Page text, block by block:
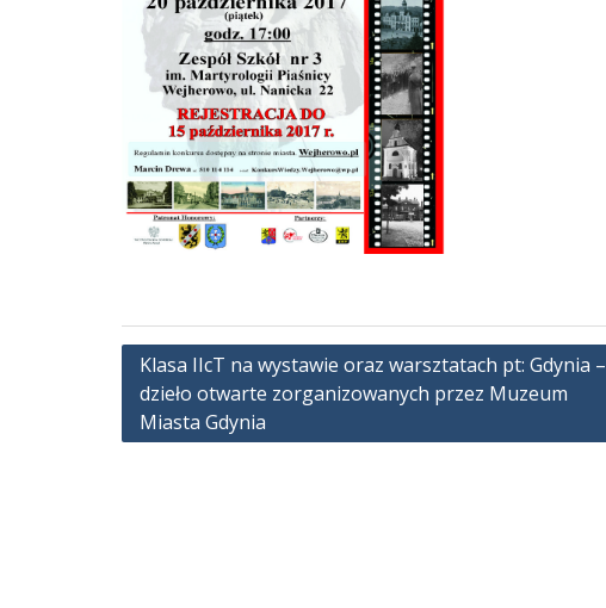
Nawigacja
wpisu
Klasa IIcT na wystawie oraz warsztatach pt: Gdynia –
dzieło otwarte zorganizowanych przez Muzeum
Miasta Gdynia